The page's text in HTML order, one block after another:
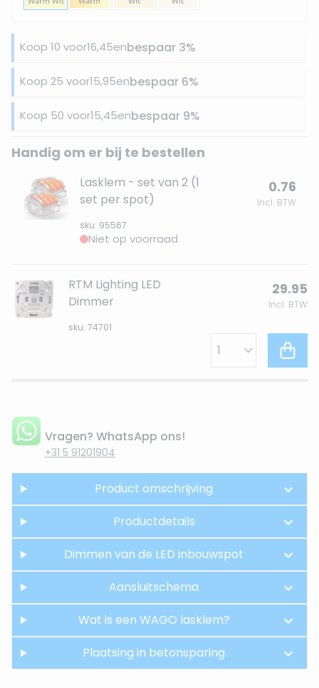
Koop 10 voor16,45enbespaar 3%
Koop 25 voor15,95enbespaar 6%
Koop 50 voor15,45enbespaar 9%
Handig om er bij te bestellen
Lasklem - set van 2 (1
set per spot)
sku: 95567
0.76
Incl. BTW
Niet op voorraad
RTM Lighting LED
Dimmer
sku: 74701
29.95
Incl. BTW
Vragen? WhatsApp ons!
+31 5 91201904
Product omschrijving
Productdetails
Dimmen van de LED inbouwspot
Aansluitschema
Wat is een WAGO lasklem?
Plaatsing in betonsparing